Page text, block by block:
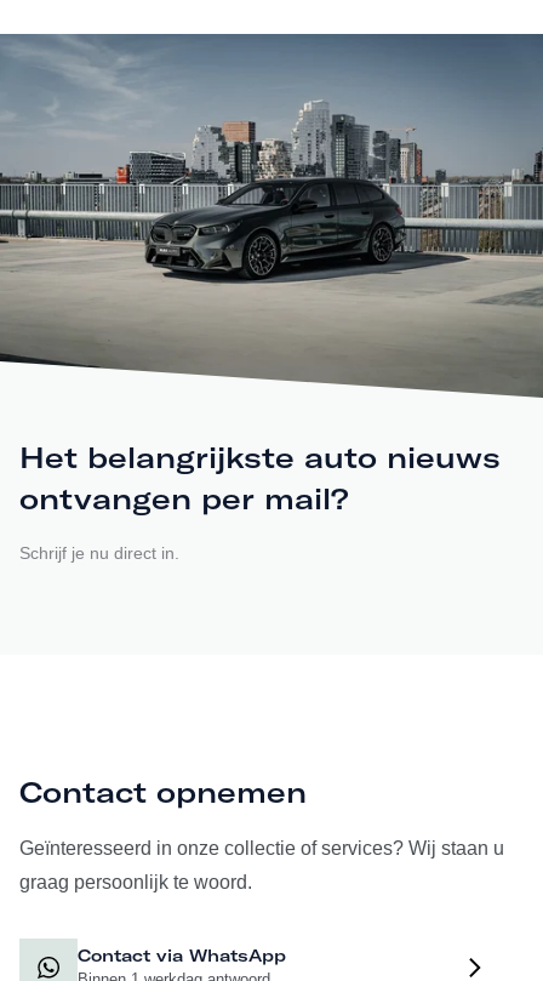
Het belangrijkste auto nieuws
ontvangen per mail?
Schrijf je nu direct in.
Contact opnemen
Geïnteresseerd in onze collectie of services? Wij staan u
graag persoonlijk te woord.
Contact via WhatsApp